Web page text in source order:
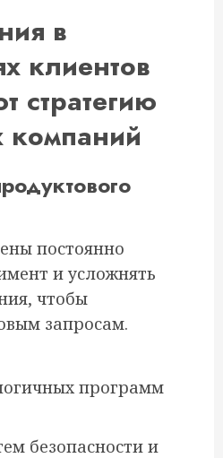
в
клиентов
стратегию
компаний
постоянно
и усложнять
чтобы
запросам.
программ
безопасности и